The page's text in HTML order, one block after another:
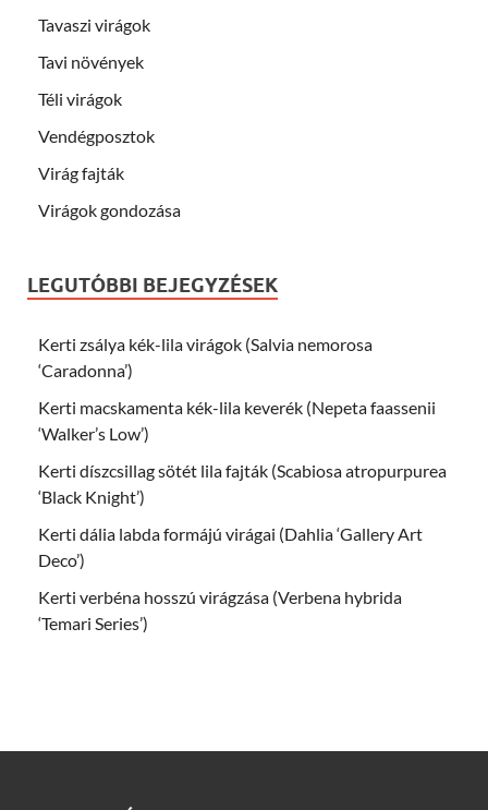
Tavaszi virágok
Tavi növények
Téli virágok
Vendégposztok
Virág fajták
Virágok gondozása
LEGUTÓBBI BEJEGYZÉSEK
Kerti zsálya kék-lila virágok (Salvia nemorosa
‘Caradonna’)
Kerti macskamenta kék-lila keverék (Nepeta faassenii
‘Walker’s Low’)
Kerti díszcsillag sötét lila fajták (Scabiosa atropurpurea
‘Black Knight’)
Kerti dália labda formájú virágai (Dahlia ‘Gallery Art
Deco’)
Kerti verbéna hosszú virágzása (Verbena hybrida
‘Temari Series’)